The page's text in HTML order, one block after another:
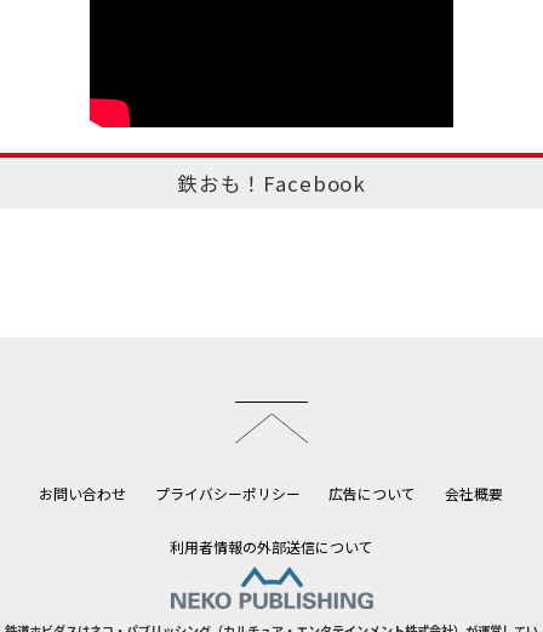
鉄おも！Facebook
お問い合わせ プライバシーポリシー 広告について 会社概要
利用者情報の外部送信について